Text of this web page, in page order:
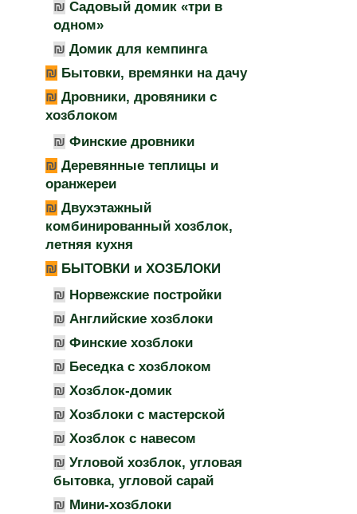
Садовый домик «три в
одном»
Домик для кемпинга
Бытовки, времянки на дачу
Дровники, дровяники с
хозблоком
Финские дровники
Деревянные теплицы и
оранжереи
Двухэтажный
комбинированный хозблок,
летняя кухня
БЫТОВКИ и ХОЗБЛОКИ
Норвежские постройки
Английские хозблоки
Финские хозблоки
Беседка с хозблоком
Хозблок-домик
Хозблоки с мастерской
Хозблок с навесом
Угловой хозблок, угловая
бытовка, угловой сарай
Мини-хозблоки